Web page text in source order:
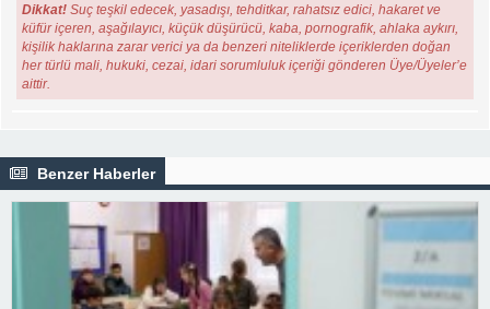
Dikkat! Suç teşkil edecek, yasadışı, tehditkar, rahatsız edici, hakaret ve
küfür içeren, aşağılayıcı, küçük düşürücü, kaba, pornografik, ahlaka aykırı,
kişilik haklarına zarar verici ya da benzeri niteliklerde içeriklerden doğan
her türlü mali, hukuki, cezai, idari sorumluluk içeriği gönderen Üye/Üyeler’e
aittir.
Benzer Haberler